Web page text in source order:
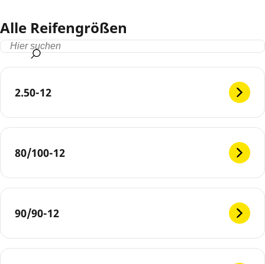
Alle Reifengrößen
2.50-12
80/100-12
90/90-12